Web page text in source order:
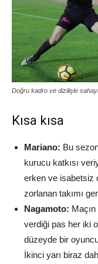
Doğru kadro ve dizilişle
Kısa kısa
Mariano: Bu
kurucu katkısı
erken ve isabetsiz
zorlanan takımı
Nagamoto:
verdiği pas her iki
düzeyde bir
İkinci yarı biraz